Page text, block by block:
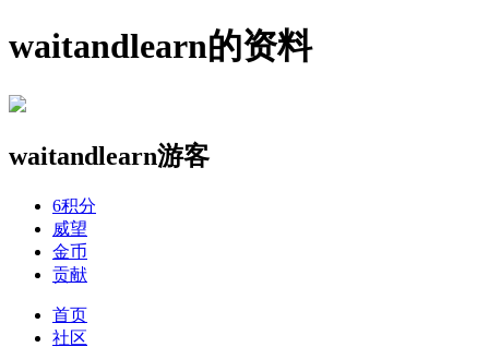
waitandlearn的资料
waitandlearn游客
6积分
威望
金币
贡献
首页
社区